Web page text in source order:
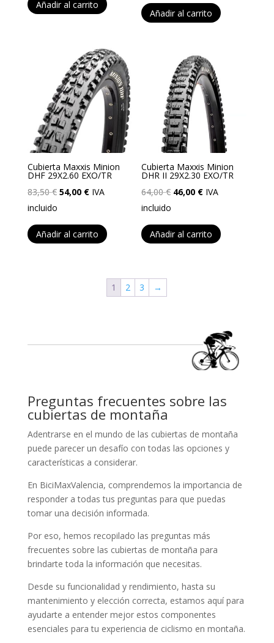
era:
es:
Añadir al carrito
era:
es:
Añadir al carrito
Cubierta Maxxis Minion
DHF 29X2.60 EXO/TR
83,50€ El
original
era:
54,00 €El
actual
es:
IVA
incluido
Añadir al carrito
Cubierta Maxxis Minion
DHR II 29X2.30 EXO/TR
64,00€ El
original
era:
46,00 €El
actual
es:
IVA
incluido
Añadir al carrito
1 2 3 →
Preguntas frecuentes sobre las
cubiertas de montaña
Adentrarse en el mundo de las cubiertas de montaña
puede parecer un desafío con todas las opciones y
características a considerar.
En BiciMaxValencia, comprendemos la importancia de
responder a todas tus preguntas para que puedas
tomar una decisión informada.
Por eso, hemos recopilado las preguntas más
frecuentes sobre las cubiertas de montaña para
brindarte toda la información que necesitas.
Desde su funcionalidad y rendimiento, hasta su
mantenimiento y elección correcta, estamos aquí para
ayudarte a entender mejor estos componentes
esenciales para tu experiencia de ciclismo en montaña.